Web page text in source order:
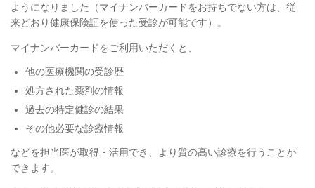
ようになりました（マイナンバーカードをお持ちでない方は、従
来どおり健康保険証を使った受診が可能です）。
マイナンバーカードをご利用いただくと、
他の医療機関の受診歴
処方された薬剤の情報
過去の特定健診の結果
その他必要な診療情報
などを担当医が取得・活用でき、より質の高い診療を行うことが
できます。